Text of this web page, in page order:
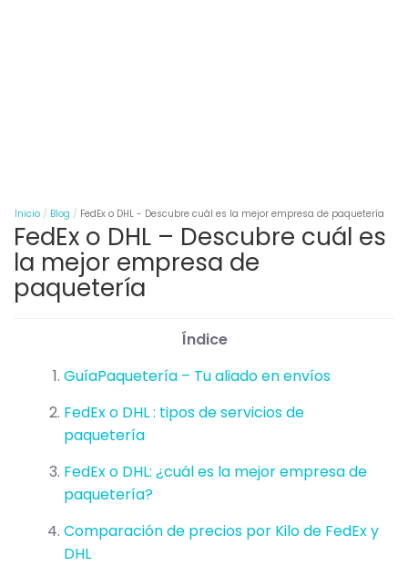
Inicio Blog FedEx o DHL - Descubre cuál es la mejor empresa de paquetería
FedEx o DHL – Descubre cuál es
la mejor empresa de
paquetería
Índice
GuíaPaquetería – Tu aliado en envíos
FedEx o DHL : tipos de servicios de
paquetería
FedEx o DHL: ¿cuál es la mejor empresa de
paquetería?
Comparación de precios por Kilo de FedEx y
DHL